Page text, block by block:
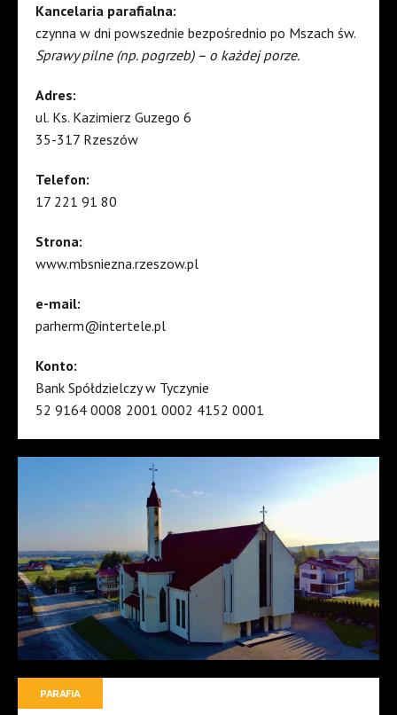
Kancelaria parafialna:
czynna w dni powszednie bezpośrednio po Mszach św.
Sprawy pilne (np. pogrzeb) – o każdej porze.
Adres:
ul. Ks. Kazimierz Guzego 6
35-317 Rzeszów
Telefon:
17 221 91 80
Strona:
www.mbsniezna.rzeszow.pl
e-mail:
parherm@intertele.pl
Konto:
Bank Spółdzielczy w Tyczynie
52 9164 0008 2001 0002 4152 0001
PARAFIA